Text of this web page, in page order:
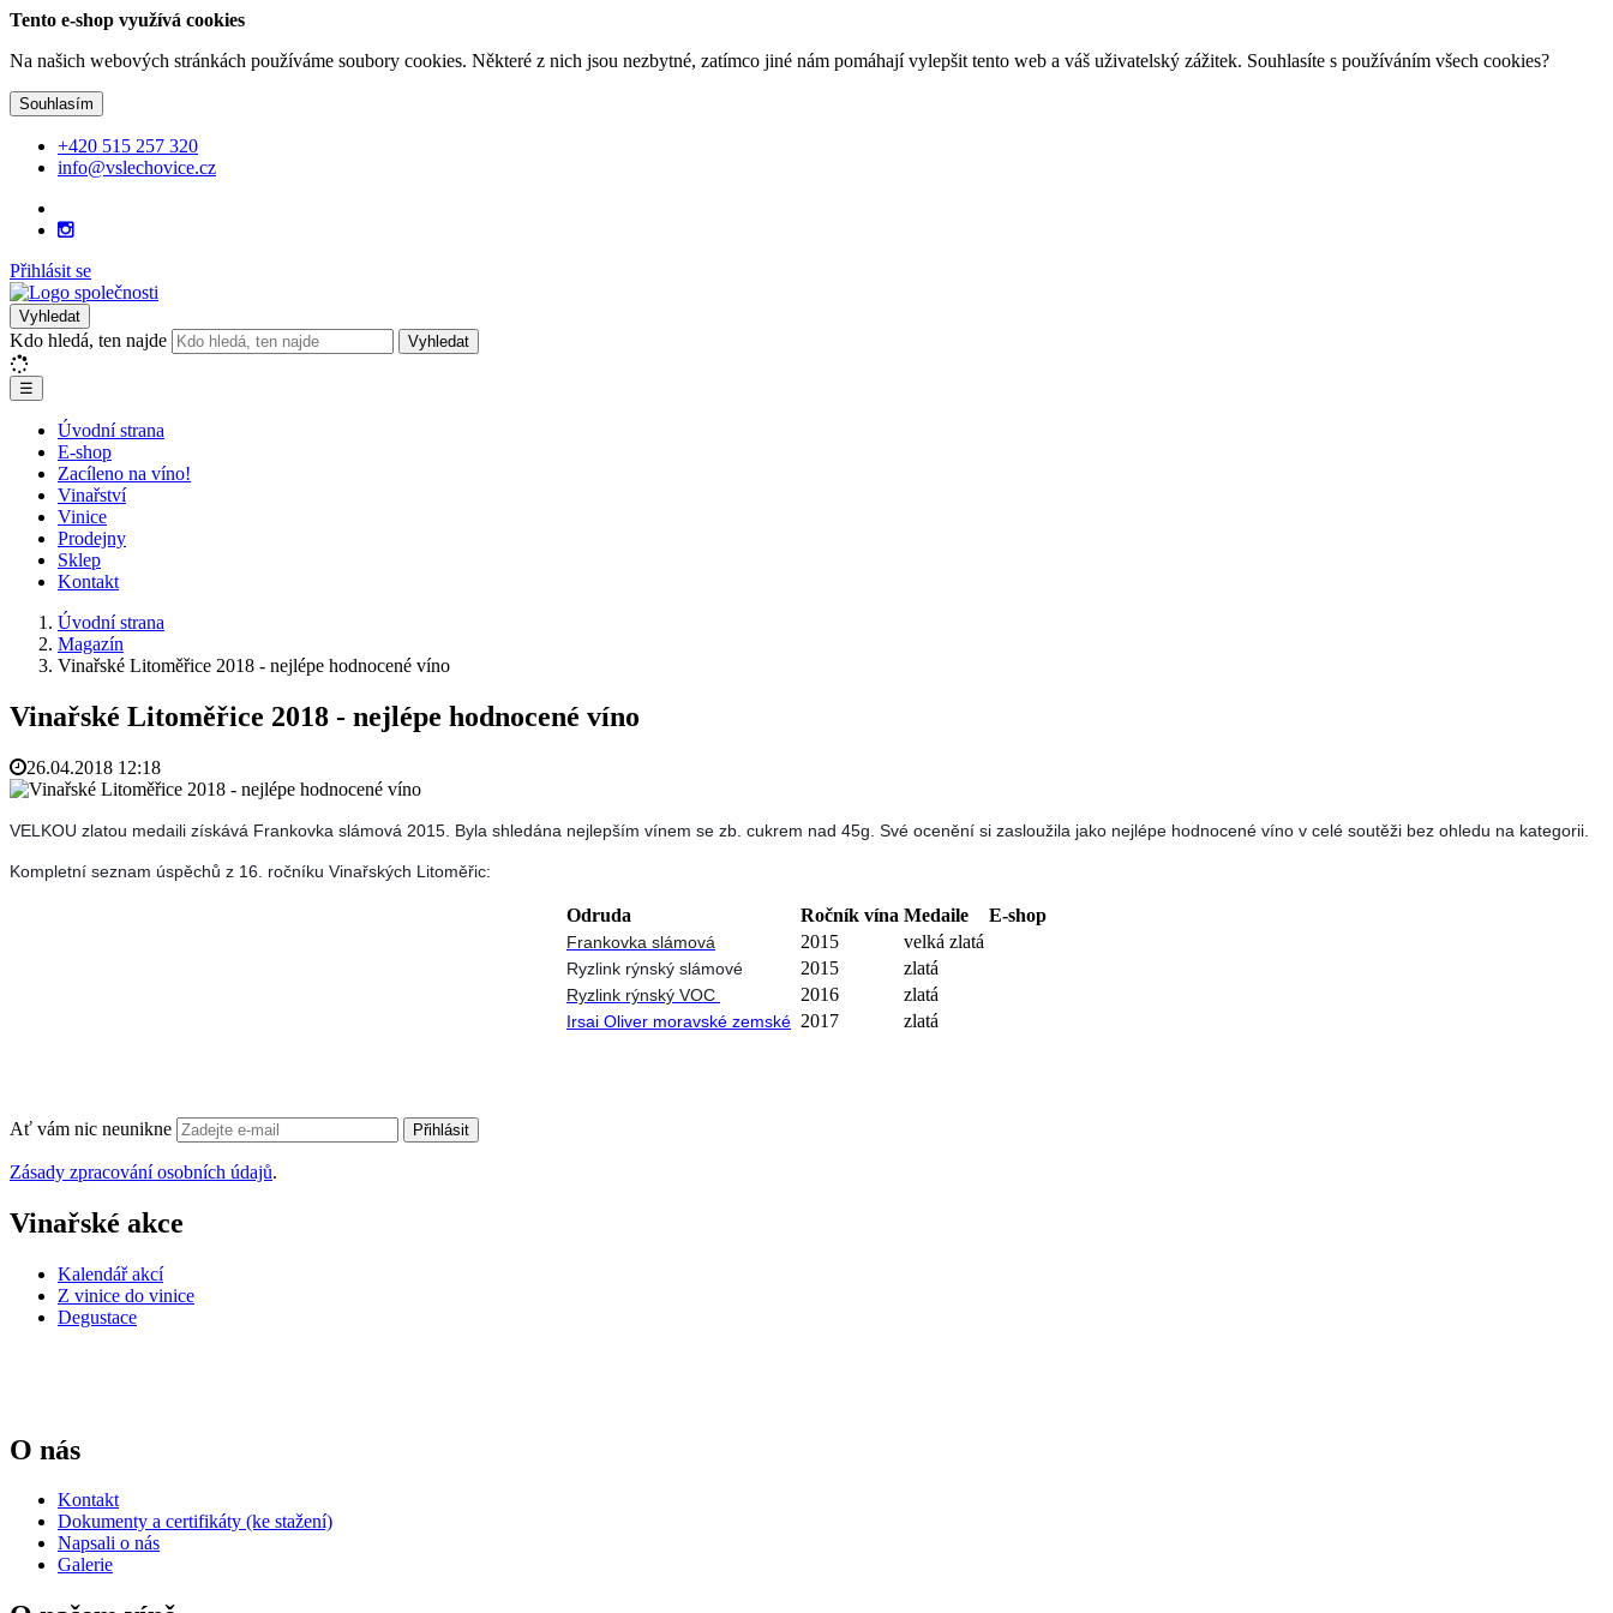
Tento e-shop využívá cookies
Na našich webových stránkách používáme soubory cookies. Některé z nich jsou nezbytné, zatímco jiné nám pomáhají vylepšit tento web a váš uživatelský zážitek. Souhlasíte s používáním všech cookies?
Souhlasím
+420 515 257 320
info@vslechovice.cz
Přihlásit se
Vyhledat
Kdo hledá, ten najde Vyhledat
☰
Úvodní strana
E-shop
Zacíleno na víno!
Vinařství
Vinice
Prodejny
Sklep
Kontakt
Úvodní strana
Magazín
Vinařské Litoměřice 2018 - nejlépe hodnocené víno
Vinařské Litoměřice 2018 - nejlépe hodnocené víno
26.04.2018 12:18
VELKOU zlatou medaili získává Frankovka slámová 2015. Byla shledána nejlepším vínem se zb. cukrem nad 45g. Své ocenění si zasloužila jako nejlépe hodnocené víno v celé soutěži bez ohledu na kategorii.
Kompletní seznam úspěchů z 16. ročníku Vinařských Litoměřic:
Odruda Ročník vína Medaile E-shop
Frankovka slámová 2015 velká zlatá
Ryzlink rýnský slámové 2015 zlatá
Ryzlink rýnský VOC 2016 zlatá
Irsai Oliver moravské zemské 2017 zlatá
Ať vám nic neunikne Přihlásit
Zásady zpracování osobních údajů.
Vinařské akce
Kalendář akcí
Z vinice do vinice
Degustace
O nás
Kontakt
Dokumenty a certifikáty (ke stažení)
Napsali o nás
Galerie